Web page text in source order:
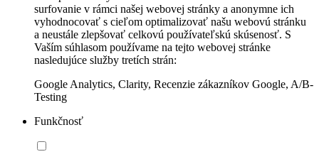
surfovanie v rámci našej webovej stránky a anonymne ich
vyhodnocovať s cieľom optimalizovať našu webovú stránku
a neustále zlepšovať celkovú používateľskú skúsenosť. S
Vaším súhlasom používame na tejto webovej stránke
nasledujúce služby tretích strán:
Google Analytics, Clarity, Recenzie zákazníkov Google, A/B-
Testing
Funkčnosť